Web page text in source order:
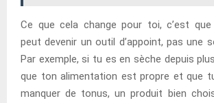
Ce que cela change pour toi, c’est
peut devenir un outil d’appoint, pas une
Par exemple, si tu es en sèche depuis
que ton alimentation est propre et que
manquer de tonus, un produit bien